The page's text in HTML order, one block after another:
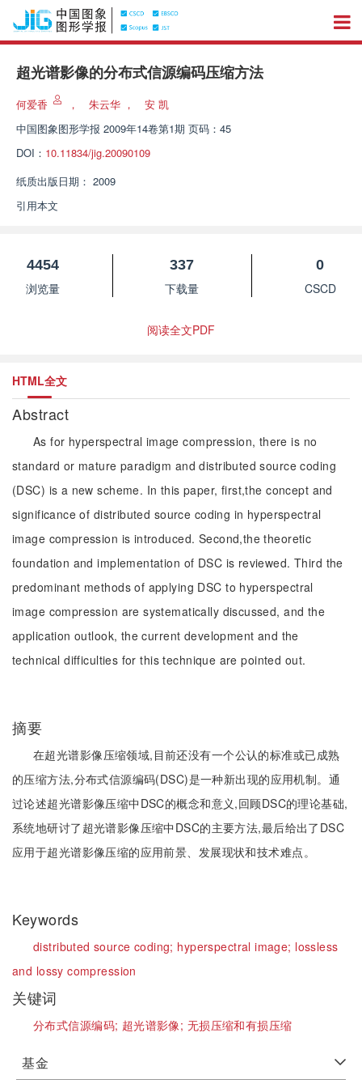
超光谱影像的分布式信源编码压缩方法
何爱香 ， 朱云华 ，
安 凯
中国图象图形学报 2009年14卷第1期 页码：45
DOI： 10.11834/jig.20090109
纸质出版日期： 2009
引用本文
4454
浏览量
337
下载量
0
CSCD
阅读全文PDF
HTML全文
Abstract
As for hyperspectral image compression, there is no
standard or mature paradigm and distributed source coding
(DSC) is a new scheme. In this paper, first,the concept and
significance of distributed source coding in hyperspectral
image compression is introduced. Second,the theoretic
foundation and implementation of DSC is reviewed. Third the
predominant methods of applying DSC to hyperspectral
image compression are systematically discussed, and the
application outlook, the current development and the
technical difficulties for this technique are pointed out.
摘要
在超光谱影像压缩领域,目前还没有一个公认的标准或已成熟
的压缩方法,分布式信源编码(DSC)是一种新出现的应用机制。通
过论述超光谱影像压缩中DSC的概念和意义,回顾DSC的理论基础,
系统地研讨了超光谱影像压缩中DSC的主要方法,最后给出了DSC
应用于超光谱影像压缩的应用前景、发展现状和技术难点。
Keywords
distributed source coding; hyperspectral image; lossless
and lossy compression
关键词
分布式信源编码; 超光谱影像; 无损压缩和有损压缩
基金